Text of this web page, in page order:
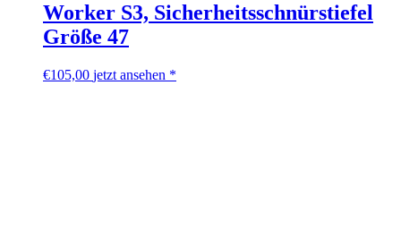
Worker S3, Sicherheitsschnürstiefel
Größe 47
€105,00 jetzt ansehen *